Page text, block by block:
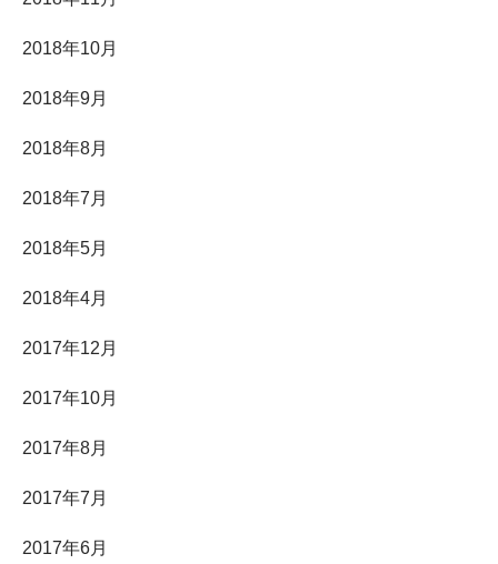
2018年10月
2018年9月
2018年8月
2018年7月
2018年5月
2018年4月
2017年12月
2017年10月
2017年8月
2017年7月
2017年6月